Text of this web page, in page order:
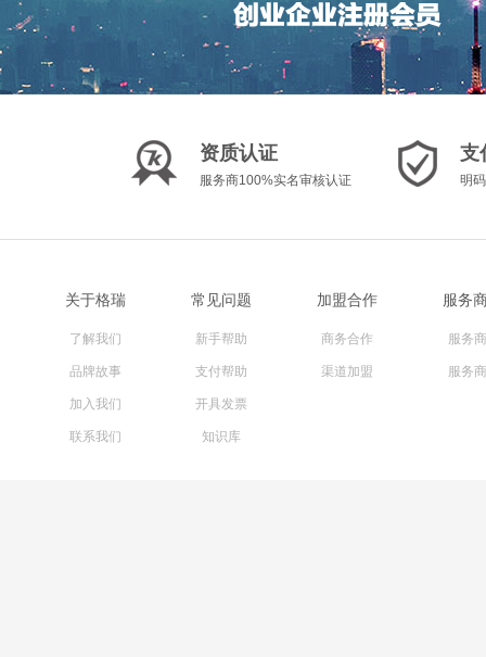
资质认证
服务商100%实名审核认证
支
明
关于格瑞
了解我们
品牌故事
加入我们
联系我们
常见问题
新手帮助
支付帮助
开具发票
知识库
加盟合作
商务合作
渠道加盟
服务
服务
服务